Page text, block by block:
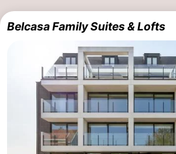
Belcasa Family Suites & Lofts